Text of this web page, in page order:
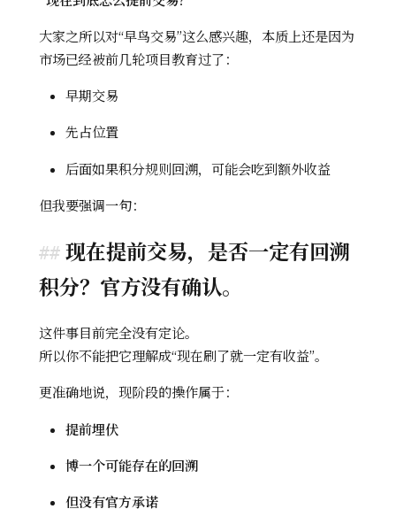
大家之所以对“早鸟交易”这么感兴趣，本质上还是因为
市场已经被前几轮项目教育过了：
早期交易
先占位置
后面如果积分规则回溯，可能会吃到额外收益
但我要强调一句：
现在提前交易，是否一定有回溯
积分？官方没有确认。
这件事目前完全没有定论。
所以你不能把它理解成“现在刷了就一定有收益”。
更准确地说，现阶段的操作属于：
提前埋伏
博一个可能存在的回溯
但没有官方承诺